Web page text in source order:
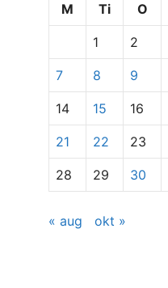
specifikke
M
Ti O
1 2
7 8 9
14 15 16
21 22 23
28 29 30
« aug okt »